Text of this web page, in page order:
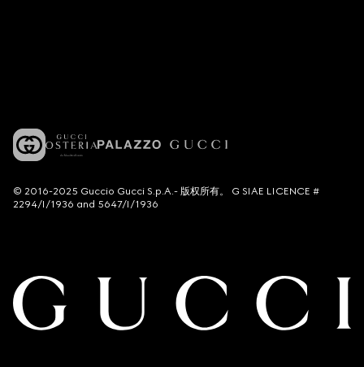
© 2016-2025 Guccio Gucci S.p.A.- 版权所有。 G SIAE LICENCE #
2294/I/1936 and 5647/I/1936